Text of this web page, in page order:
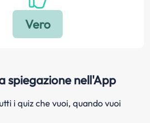
spiegazione nell'App
i quiz che vuoi, quando vuoi